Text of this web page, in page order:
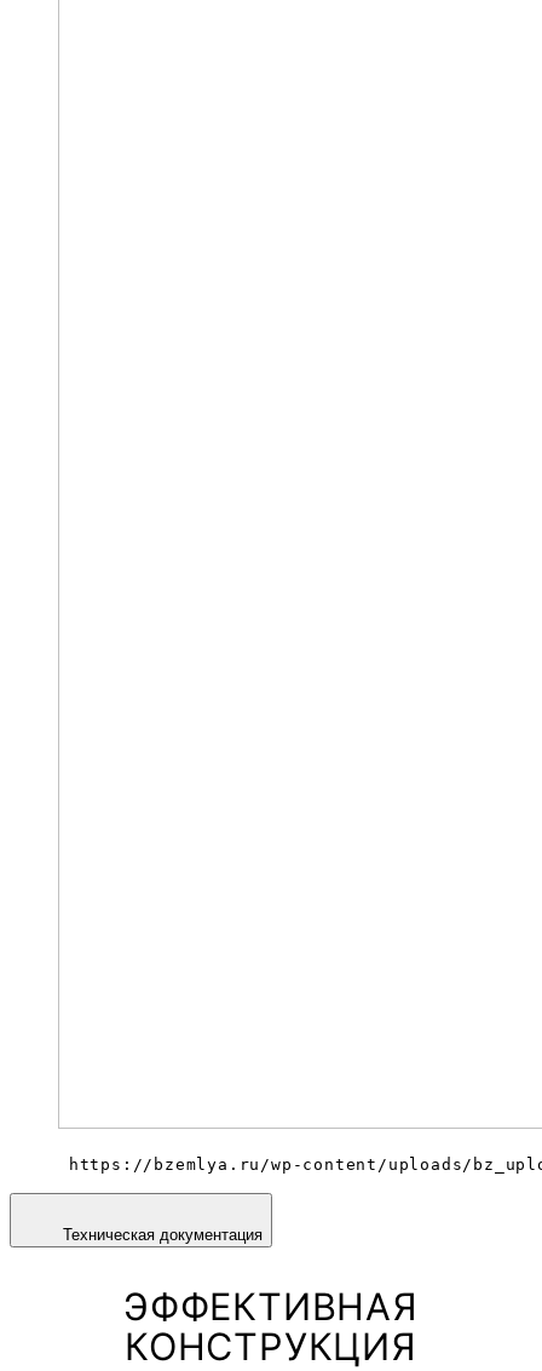
https://bzemlya.ru/wp-content/uploads/
Техническая документация
ЭФФЕКТИВНАЯ
КОНСТРУКЦИЯ